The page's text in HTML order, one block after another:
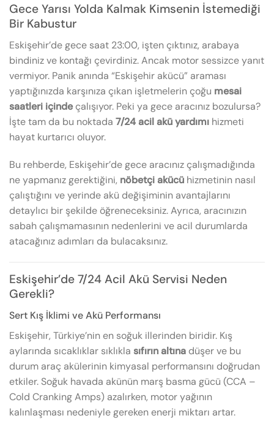
Gece Yarısı Yolda Kalmak Kimsenin İstemediği
Bir Kabustur
Eskişehir’de gece saat 23:00, işten çıktınız, arabaya
bindiniz ve kontağı çevirdiniz. Ancak motor sessizce yanıt
vermiyor. Panik anında “Eskişehir akücü” araması
yaptığınızda karşınıza çıkan işletmelerin çoğu mesai
saatleri içindeçalışıyor. Peki ya gece aracınız bozulursa?
İşte tam da bu noktada 7/24 acil akü yardımı hizmeti
hayat kurtarıcı oluyor.
Bu rehberde, Eskişehir’de gece aracınız çalışmadığında
ne yapmanız gerektiğini, nöbetçi akücü hizmetinin nasıl
çalıştığını ve yerinde akü değişiminin avantajlarını
detaylıcı bir şekilde öğreneceksiniz. Ayrıca, aracınızın
sabah çalışmamasının nedenlerini ve acil durumlarda
atacağınız adımları da bulacaksınız.
Eskişehir’de 7/24 Acil Akü Servisi Neden
Gerekli?
Sert Kış İklimi ve Akü Performansı
Eskişehir, Türkiye’nin en soğuk illerinden biridir. Kış
aylarında sıcaklıklar sıklıkla sıfırın altınadüşer ve bu
durum araç akülerinin kimyasal performansını doğrudan
etkiler. Soğuk havada akünün marş basma gücü (CCA –
Cold Cranking Amps) azalırken, motor yağının
kalınlaşması nedeniyle gereken enerji miktarı artar.